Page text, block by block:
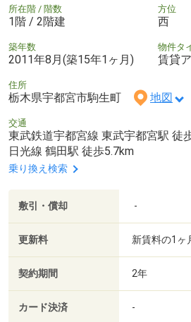
所在階 / 階数
1階 / 2階建
方位
西
築年数
2011年8月(築15年1ヶ月)
物件タ
賃貸
住所
栃木県宇都宮市駒生町 地図
交通
東武鉄道宇都宮線 東武宇都宮駅 徒
日光線 鶴田駅 徒歩5.7km
乗り換え検索
敷引・償却 -
更新料 新賃料の1ヶ
契約期間 2年
カード決済 -